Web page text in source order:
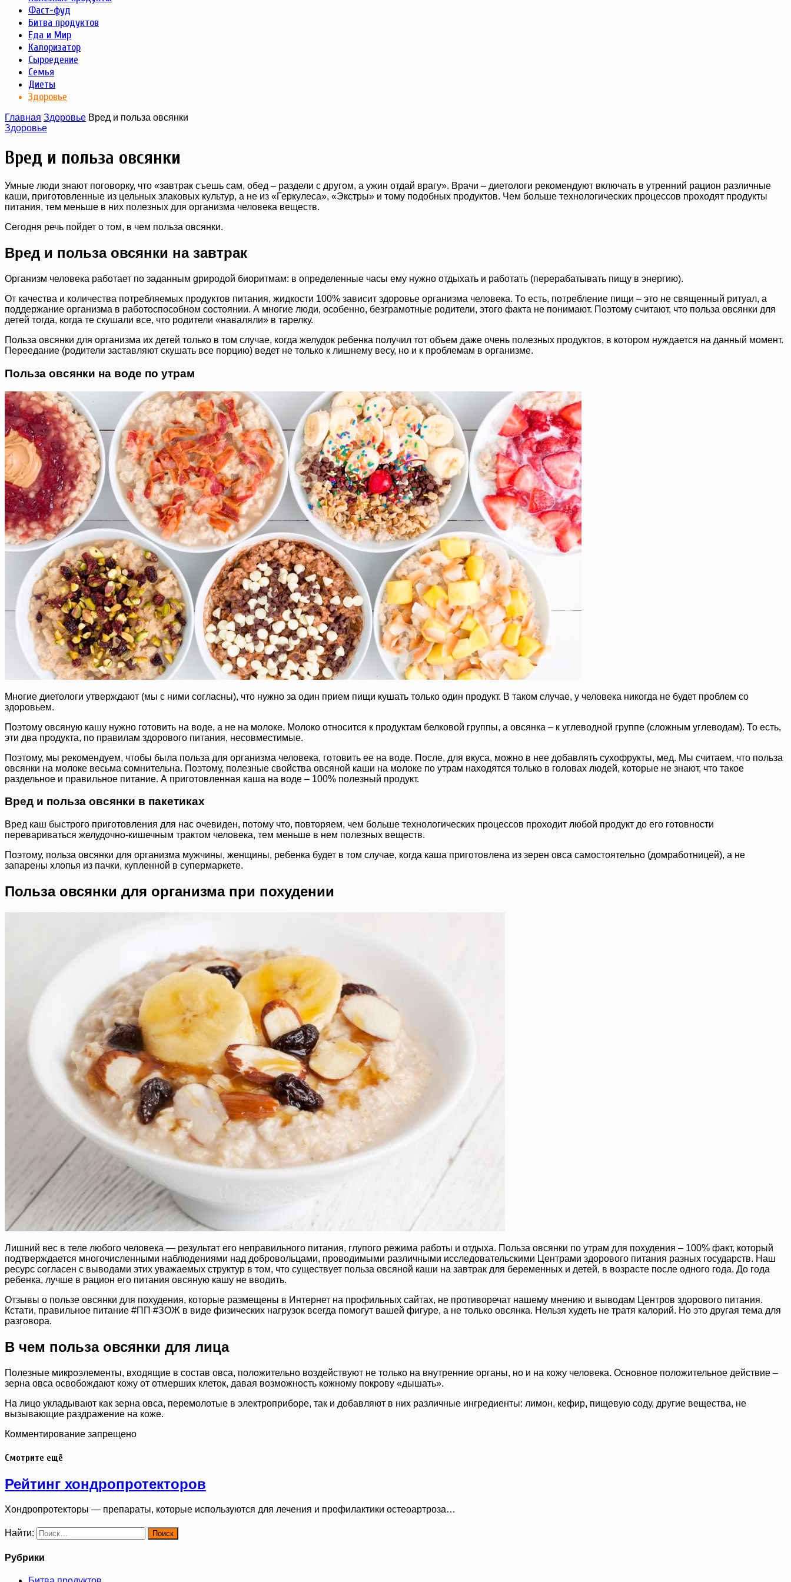
Фаст-фуд
Битва продуктов
Еда и Мир
Калоризатор
Сыроедение
Семья
Диеты
Здоровье
Главная Здоровье Вред и польза овсянки
Здоровье
Вред и польза овсянки
Умные люди знают поговорку, что «завтрак съешь сам, обед – раздели с другом, а ужин отдай врагу». Врачи – диетологи рекомендуют включать в утренний рацион различные
каши, приготовленные из цельных злаковых культур, а не из «Геркулеса», «Экстры» и тому подобных продуктов. Чем больше технологических процессов проходят продукты
питания, тем меньше в них полезных для организма человека веществ.
Сегодня речь пойдет о том, в чем польза овсянки.
Вред и польза овсянки на завтрак
Организм человека работает по заданным gриродой биоритмам: в определенные часы ему нужно отдыхать и работать (перерабатывать пищу в энергию).
От качества и количества потребляемых продуктов питания, жидкости 100% зависит здоровье организма человека. То есть, потребление пищи – это не священный ритуал, а
поддержание организма в работоспособном состоянии. А многие люди, особенно, безграмотные родители, этого факта не понимают. Поэтому считают, что польза овсянки для
детей тогда, когда те скушали все, что родители «наваляли» в тарелку.
Польза овсянки для организма их детей только в том случае, когда желудок ребенка получил тот объем даже очень полезных продуктов, в котором нуждается на данный момент.
Переедание (родители заставляют скушать все порцию) ведет не только к лишнему весу, но и к проблемам в организме.
Польза овсянки на воде по утрам
Многие диетологи утверждают (мы с ними согласны), что нужно за один прием пищи кушать только один продукт. В таком случае, у человека никогда не будет проблем со
здоровьем.
Поэтому овсяную кашу нужно готовить на воде, а не на молоке. Молоко относится к продуктам белковой группы, а овсянка – к углеводной группе (сложным углеводам). То есть,
эти два продукта, по правилам здорового питания, несовместимые.
Поэтому, мы рекомендуем, чтобы была польза для организма человека, готовить ее на воде. После, для вкуса, можно в нее добавлять сухофрукты, мед. Мы считаем, что польза
овсянки на молоке весьма сомнительна. Поэтому, полезные свойства овсяной каши на молоке по утрам находятся только в головах людей, которые не знают, что такое
раздельное и правильное питание. А приготовленная каша на воде – 100% полезный продукт.
Вред и польза овсянки в пакетиках
Вред каш быстрого приготовления для нас очевиден, потому что, повторяем, чем больше технологических процессов проходит любой продукт до его готовности
перевариваться желудочно-кишечным трактом человека, тем меньше в нем полезных веществ.
Поэтому, польза овсянки для организма мужчины, женщины, ребенка будет в том случае, когда каша приготовлена из зерен овса самостоятельно (домработницей), а не
запарены хлопья из пачки, купленной в супермаркете.
Польза овсянки для организма при похудении
Лишний вес в теле любого человека — результат его неправильного питания, глупого режима работы и отдыха. Польза овсянки по утрам для похудения – 100% факт, который
подтверждается многочисленными наблюдениями над добровольцами, проводимыми различными исследовательскими Центрами здорового питания разных государств. Наш
ресурс согласен с выводами этих уважаемых структур в том, что существует польза овсяной каши на завтрак для беременных и детей, в возрасте после одного года. До года
ребенка, лучше в рацион его питания овсяную кашу не вводить.
Отзывы о пользе овсянки для похудения, которые размещены в Интернет на профильных сайтах, не противоречат нашему мнению и выводам Центров здорового питания.
Кстати, правильное питание #ПП #ЗОЖ в виде физических нагрузок всегда помогут вашей фигуре, а не только овсянка. Нельзя худеть не тратя калорий. Но это другая тема для
разговора.
В чем польза овсянки для лица
Полезные микроэлементы, входящие в состав овса, положительно воздействуют не только на внутренние органы, но и на кожу человека. Основное положительное действие –
зерна овса освобождают кожу от отмерших клеток, давая возможность кожному покрову «дышать».
На лицо укладывают как зерна овса, перемолотые в электроприборе, так и добавляют в них различные ингредиенты: лимон, кефир, пищевую соду, другие вещества, не
вызывающие раздражение на коже.
Комментирование запрещено
Смотрите ещё
Рейтинг хондропротекторов
Хондропротекторы — препараты, которые используются для лечения и профилактики остеоартроза…
Найти:
Рубрики